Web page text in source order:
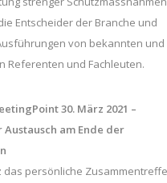
Entscheider der Branche und
von bekannten und
Referenten und Fachleuten.
30. März 2021 –
am Ende der
das persönliche